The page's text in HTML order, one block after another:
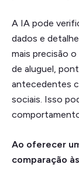
A IA pode
dados e
mais precisão
de aluguel,
antecedentes
sociais. Isso
Ao oferecer
comparação